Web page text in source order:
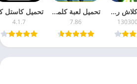
تحميل كلاش رويال 2026 Clash Royale مهكرة للأندرويد – مجاناً APK آخر إصدار تحميل لعبة كلمات كراش مهكرة 2026 للأندرويد – APK آخر تحديث مجاناً
7.86
4.1.7